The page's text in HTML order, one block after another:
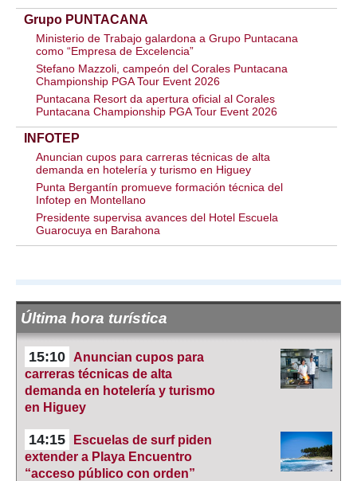
Grupo PUNTACANA
Ministerio de Trabajo galardona a Grupo Puntacana
como “Empresa de Excelencia”
Stefano Mazzoli, campeón del Corales Puntacana
Championship PGA Tour Event 2026
Puntacana Resort da apertura oficial al Corales
Puntacana Championship PGA Tour Event 2026
INFOTEP
Anuncian cupos para carreras técnicas de alta
demanda en hotelería y turismo en Higuey
Punta Bergantín promueve formación técnica del
Infotep en Montellano
Presidente supervisa avances del Hotel Escuela
Guarocuya en Barahona
Última hora turística
15:10
Anuncian cupos para
carreras técnicas de alta
demanda en hotelería y turismo
en Higuey
14:15
Escuelas de surf piden
extender a Playa Encuentro
“acceso público con orden”